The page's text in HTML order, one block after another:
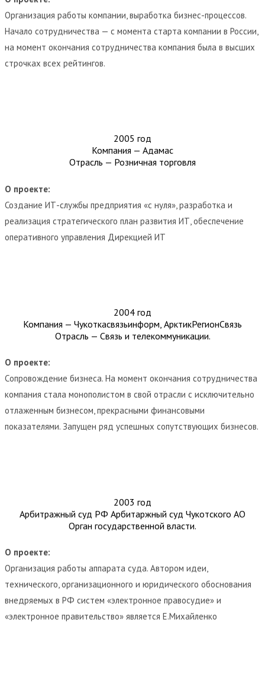
Организация работы компании, выработка бизнес-процессов.
Начало сотрудничества — с момента старта компании в России,
на момент окончания сотрудничества компания была в высших
строчках всех рейтингов.
2005 год
Компания — Адамас
Отрасль — Розничная торговля
О проекте:
Создание ИТ-службы предприятия «с нуля», разработка и
реализация стратегического план развития ИТ, обеспечение
оперативного управления Дирекцией ИТ
2004 год
Компания — Чукоткасвязьинформ, АрктикРегионСвязь
Отрасль — Связь и телекоммуникации.
О проекте:
Cопровождение бизнеса. На момент окончания сотрудничества
компания стала монополистом в свой отрасли с исключительно
отлаженным бизнесом, прекрасными финансовыми
показателями. Запущен ряд успешных сопутствующих бизнесов.
2003 год
Арбитражный суд РФ Арбитаржный суд Чукотского АО
Орган государственной власти.
О проекте:
Организация работы аппарата суда. Автором идеи,
технического, организационного и юридического обоснования
внедряемых в РФ систем «электронное правосудие» и
«электронное правительство» является Е.Михайленко